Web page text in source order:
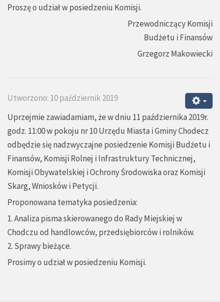
Proszę o udział w posiedzeniu Komisji.
Przewodniczący Komisji
Budżetu i Finansów
Grzegorz Makowiecki
Utworzono: 10 październik 2019
Uprzejmie zawiadamiam, że w dniu 11 października 2019r.
godz. 11:00 w pokoju nr 10 Urzędu Miasta i Gminy Chodecz
odbędzie się nadzwyczajne posiedzenie Komisji Budżetu i
Finansów, Komisji Rolnej i Infrastruktury Technicznej,
Komisji Obywatelskiej i Ochrony Środowiska oraz Komisji
Skarg, Wniosków i Petycji.
Proponowana tematyka posiedzenia:
1. Analiza pisma skierowanego do Rady Miejskiej w
Chodczu od handlowców, przedsiębiorców i rolników.
2. Sprawy bieżące.
Prosimy o udział w posiedzeniu Komisji.